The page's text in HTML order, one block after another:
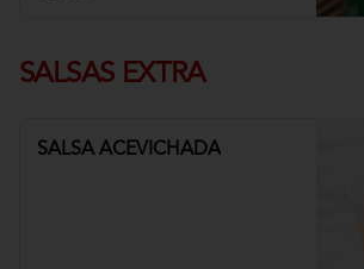
SALSAS EXTRA
SALSA ACEVICHADA